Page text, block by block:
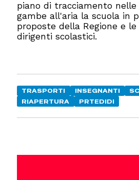
piano di tracciamento
gambe all'aria la scuola in
proposte della Regione e
dirigenti scolastici.
TRASPORTI INSEGNANTI
RIAPERTURA
PRTEDIDI